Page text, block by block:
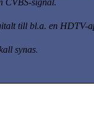
CVBS-signal.
till bl.a. en HDTV-
synas.